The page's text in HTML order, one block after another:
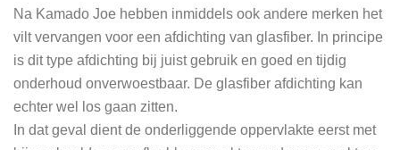
Na Kamado Joe hebben inmiddels ook andere merken het
vilt vervangen voor een afdichting van glasfiber. In principe
is dit type afdichting bij juist gebruik en goed en tijdig
onderhoud onverwoestbaar. De glasfiber afdichting kan
echter wel los gaan zitten.
In dat geval dient de onderliggende oppervlakte eerst met